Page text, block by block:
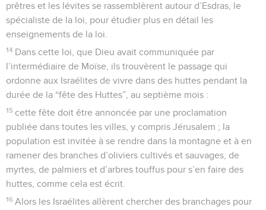
prêtres et les lévites se rassemblèrent autour d’Esdras, le
spécialiste de la loi, pour étudier plus en détail les
enseignements de la loi.
14 Dans cette loi, que Dieu avait communiquée par
l’intermédiaire de Moïse, ils trouvèrent le passage qui
ordonne aux Israélites de vivre dans des huttes pendant la
durée de la “fête des Huttes”, au septième mois :
15 cette fête doit être annoncée par une proclamation
publiée dans toutes les villes, y compris Jérusalem ; la
population est invitée à se rendre dans la montagne et à en
ramener des branches d’oliviers cultivés et sauvages, de
myrtes, de palmiers et d’arbres touffus pour s’en faire des
huttes, comme cela est écrit.
16 Alors les Israélites allèrent chercher des branchages pour